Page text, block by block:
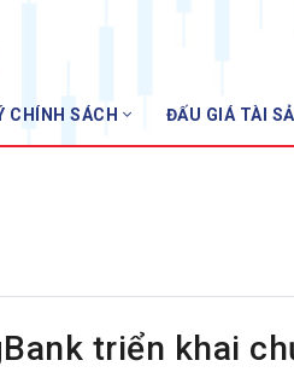
CHÍNH SÁCH ĐẤU GIÁ TÀI
triển khai